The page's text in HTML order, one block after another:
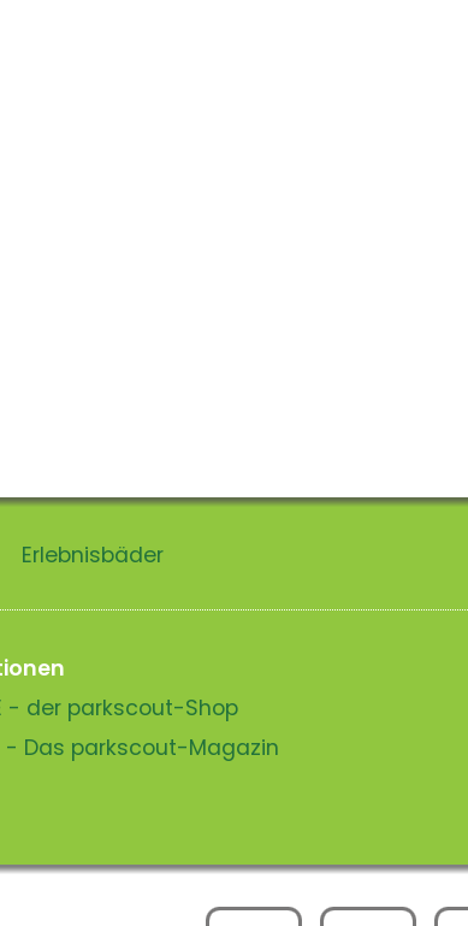
Erlebnisbäder
- der parkscout-Shop
Das parkscout-Magazin